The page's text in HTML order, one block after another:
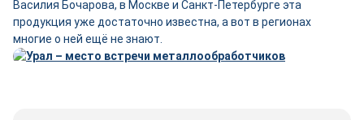
Василия Бочарова, в Москве и Санкт-­Петербурге эта
продукция уже достаточно известна, а вот в регионах
многие о ней ещё не знают.